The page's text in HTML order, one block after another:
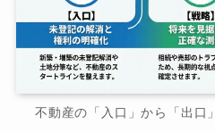
不動産の「入口」から「出口